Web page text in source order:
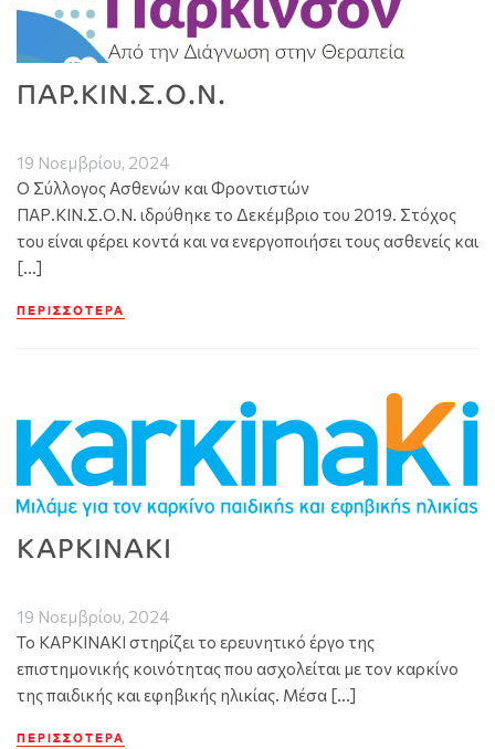
ΠΑΡ.ΚΙΝ.Σ.Ο.Ν.
19 Νοεμβρίου, 2024
Ο Σύλλογος Ασθενών και Φροντιστών
ΠΑΡ.ΚΙΝ.Σ.Ο.Ν. ιδρύθηκε το Δεκέμβριο του 2019. Στόχος
του είναι φέρει κοντά και να ενεργοποιήσει τους ασθενείς και
[…]
ΠΕΡΙΣΣΌΤΕΡΑ
ΚΑΡΚΙΝΑΚΙ
19 Νοεμβρίου, 2024
Το ΚΑΡΚΙΝΑΚΙ στηρίζει το ερευνητικό έργο της
επιστημονικής κοινότητας που ασχολείται με τον καρκίνο
της παιδικής και εφηβικής ηλικίας. Μέσα […]
ΠΕΡΙΣΣΌΤΕΡΑ